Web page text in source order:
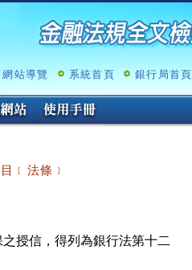
網站導覽 系統首頁 銀行局首頁
﹝法條﹞
授信，得列為銀行法第十二